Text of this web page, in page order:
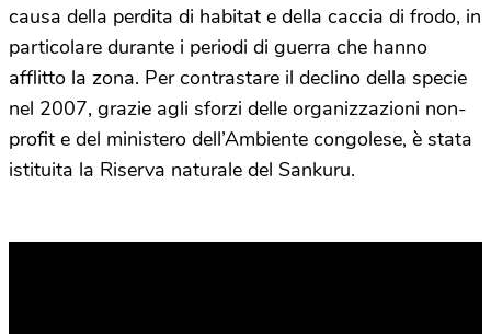
causa della perdita di habitat e della caccia di frodo, in
particolare durante i periodi di guerra che hanno
afflitto la zona. Per contrastare il declino della specie
nel 2007, grazie agli sforzi delle organizzazioni non-
profit e del ministero dell’Ambiente congolese, è stata
istituita la Riserva naturale del Sankuru.